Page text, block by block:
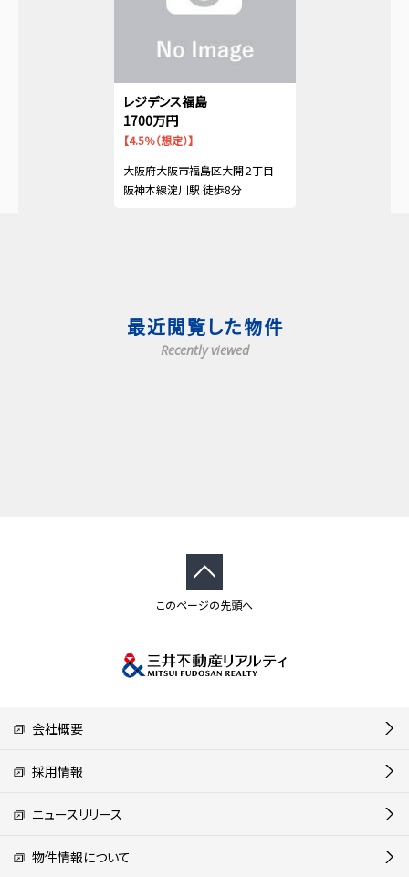
レジデンス福島
1700万円
【4.5％（想定）】
大阪府大阪市福島区大開２丁目
阪神本線淀川駅 徒歩8分
最近閲覧した物件
Recently viewed
このページの先頭へ
会社概要
採用情報
ニュースリリース
物件情報について